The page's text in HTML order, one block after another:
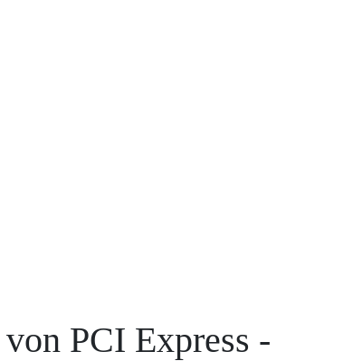
PCI Express -